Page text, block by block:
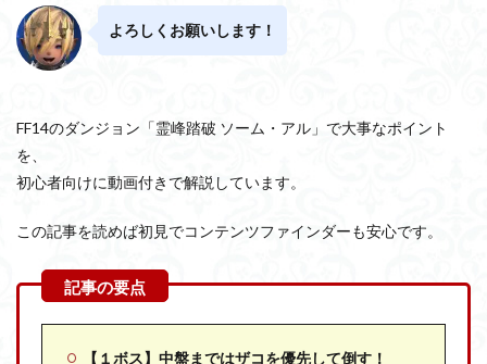
よろしくお願いします！
FF14のダンジョン「霊峰踏破 ソーム・アル」で大事なポイント
を、
初心者向けに動画付きで解説しています。
この記事を読めば初見でコンテンツファインダーも安心です。
【１ボス】中盤まではザコを優先して倒す！